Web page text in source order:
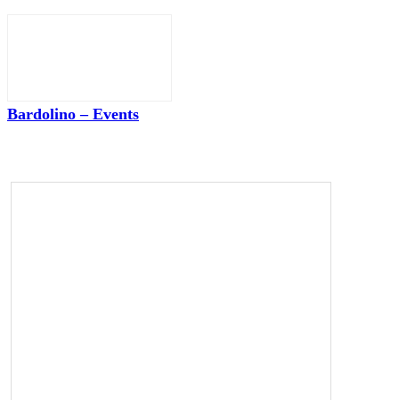
Bardolino – Events